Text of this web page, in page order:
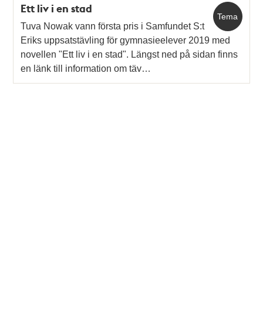
Tema
Ett liv i en stad
Tuva Nowak vann första pris i Samfundet S:t
Eriks uppsatstävling för gymnasieelever 2019 med
novellen "Ett liv i en stad". Längst ned på sidan finns
en länk till information om täv…